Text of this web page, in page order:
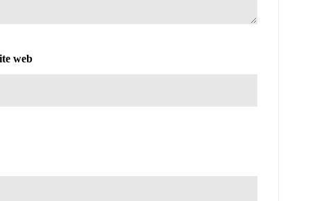
web